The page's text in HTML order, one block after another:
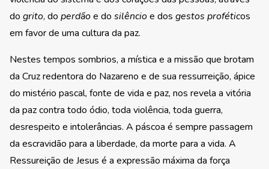
do grito, do perdãoe do silêncioe dos gestos proféticos
em favor de uma cultura da paz.
Nestes tempos sombrios, a mística e a missão que brotam
da Cruz redentora do Nazareno e de sua ressurreição, ápice
do mistério pascal, fonte de vida e paz, nos revela a vitória
da paz contra todo ódio, toda violência, toda guerra,
desrespeito e intolerâncias. A páscoa é sempre passagem
da escravidão para a liberdade, da morte para a vida. A
Ressureição de Jesus é a expressão máxima da força